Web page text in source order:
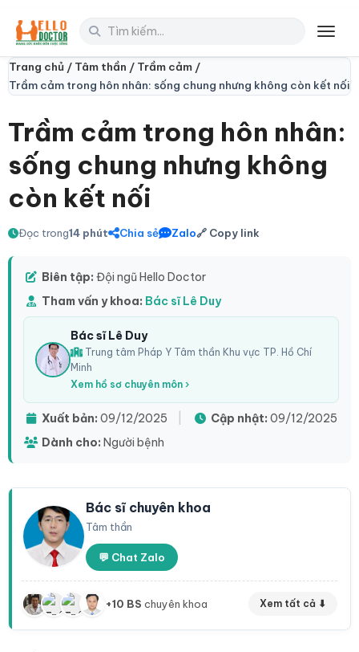
Trang chủ / Tâm thần / Trầm cảm /
Trầm cảm trong hôn nhân: sống chung nhưng không còn kết nối
Trầm cảm trong hôn nhân:
sống chung nhưng không
còn kết nối
Đọc trong14 phút Chia sẻ Zalo🔗 Copy link
Biên tập: Đội ngũ Hello Doctor
Tham vấn y khoa: Bác sĩ Lê Duy
Bác sĩ Lê Duy
Trung tâm Pháp Y Tâm thần Khu vực TP. Hồ Chí
Minh
Xem hồ sơ chuyên môn ›
Xuất bản: 09/12/2025 Cập nhật: 09/12/2025
Dành cho: Người bệnh
Bác sĩ chuyên khoa
Tâm thần
💬 Chat Zalo
+10 BS chuyên khoa Xem tất cả ⬇